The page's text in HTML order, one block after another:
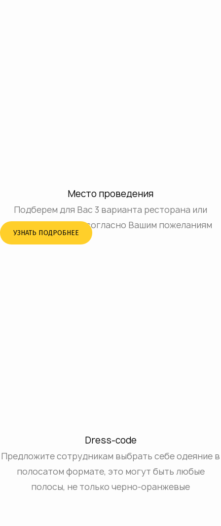
Место проведения
Подберем для Вас 3 варианта ресторана или
банкетного зала, согласно Вашим пожеланиям
УЗНАТЬ ПОДРОБНЕЕ
Dress-code
Предложите сотрудникам выбрать себе одеяние в
полосатом формате, это могут быть любые
полосы, не только черно-оранжевые